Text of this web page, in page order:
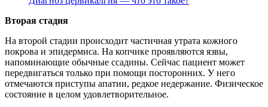
Вторая стадия
На второй стадии происходит частичная утрата кожного
покрова и эпидермиса. На копчике проявляются язвы,
напоминающие обычные ссадины. Сейчас пациент может
передвигаться только при помощи посторонних. У него
отмечаются приступы апатии, редкое недержание. Физическое
состояние в целом удовлетворительное.